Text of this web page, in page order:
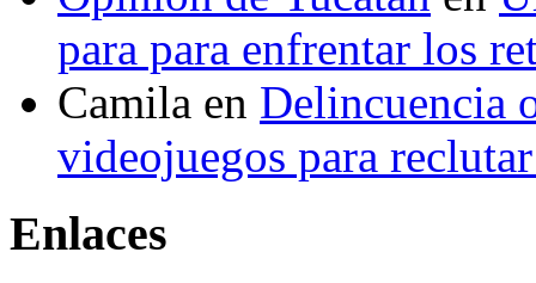
para para enfrentar los
Camila en Delincuencia
videojuegos para
Enlaces